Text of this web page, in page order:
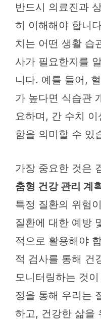
반드시 의료진과
히 이해해야 합니
치는 어떤 생활 습
사가 필요한지를
니다. 예를 들어,
가 높다면 식습관
요하며, 간 수치
함을 의미할 수 있
가장 중요한 것은
춤형 건강 관리 계
특정 질환의 위험
질환에 대한 예방
적으로 활용해야
적 검사를 통해 건
모니터링하는 것
정을 통해 우리는
하고, 건강한 삶을